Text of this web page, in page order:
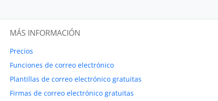
MÁS INFORMACIÓN
Precios
Funciones de correo electrónico
Plantillas de correo electrónico gratuitas
Firmas de correo electrónico gratuitas